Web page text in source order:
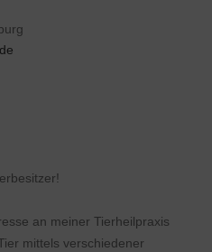
an meiner Tierheilpraxis
mittels verschiedener